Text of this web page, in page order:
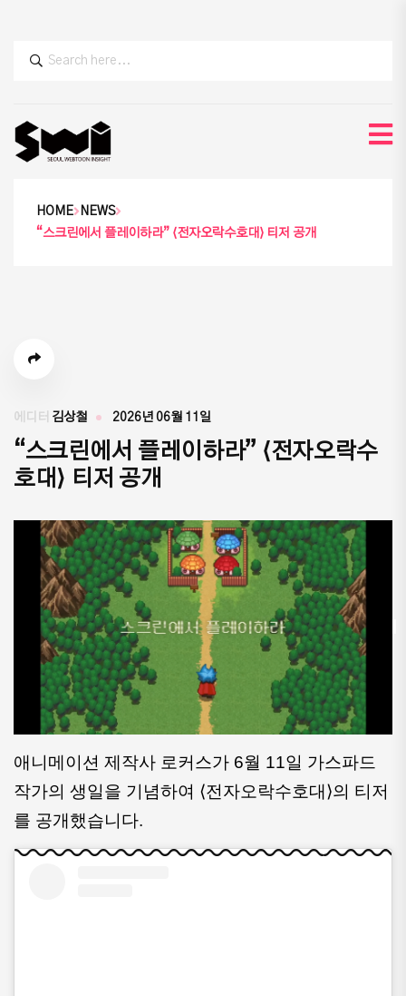
HOME
NEWS
“스크린에서 플레이하라” ⟨전자오락수호대⟩ 티저 공개
에디터 김상철 2026년 06월 11일
“스크린에서 플레이하라” ⟨전자오락수
호대⟩ 티저 공개
애니메이션 제작사 로커스가 6월 11일 가스파드
작가의 생일을 기념하여 ⟨전자오락수호대⟩의 티저
를 공개했습니다.